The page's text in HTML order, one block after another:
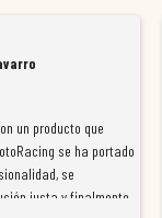
un producto que
se ha portado
se
justa y finalmente